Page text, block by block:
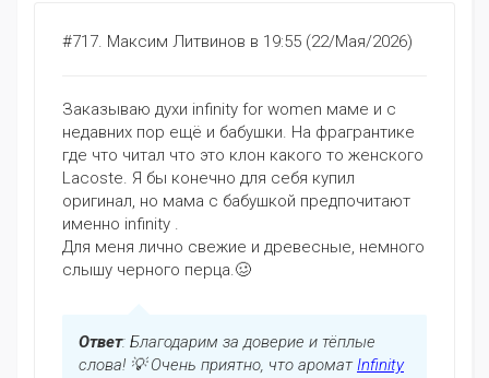
#717. Максим Литвинов в 19:55 (22/Мая/2026)
Заказываю духи infinity for women маме и с
недавних пор ещё и бабушки. На фрагрантике
где что читал что это клон какого то женского
Lacoste. Я бы конечно для себя купил
оригинал, но мама с бабушкой предпочитают
именно infinity .
Для меня лично свежие и древесные, немного
слышу черного перца.🥴
Ответ: Благодарим за доверие и тёплые
слова! 💡 Очень приятно, что аромат Infinity